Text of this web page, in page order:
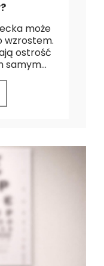
może
wzrostem.
ostrość
samym...